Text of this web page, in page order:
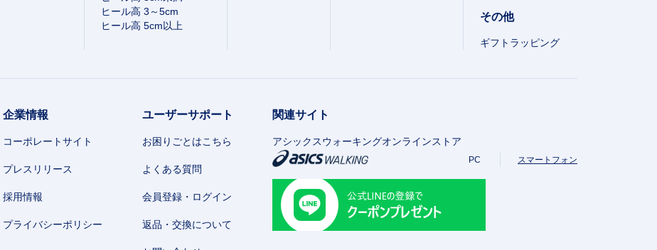
ヒール高 3～5cm
ヒール高 5cm以上
その他
ギフトラッピング
企業情報
コーポレートサイト
プレスリリース
採用情報
プライバシーポリシー
ユーザーサポート
お困りごとはこちら
よくある質問
会員登録・ログイン
返品・交換について
関連サイト
アシックスウォーキングオンラインストア
PC スマートフォン